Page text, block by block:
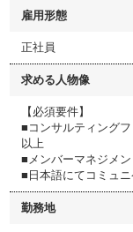
雇用形態
正社員
求める人物像
【必須要件】
■コンサルティング
以上
■メンバーマネジメ
■日本語にてコミュ
勤務地